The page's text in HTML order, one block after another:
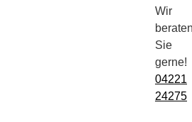
Wir
Sie
gerne!
04221
24275